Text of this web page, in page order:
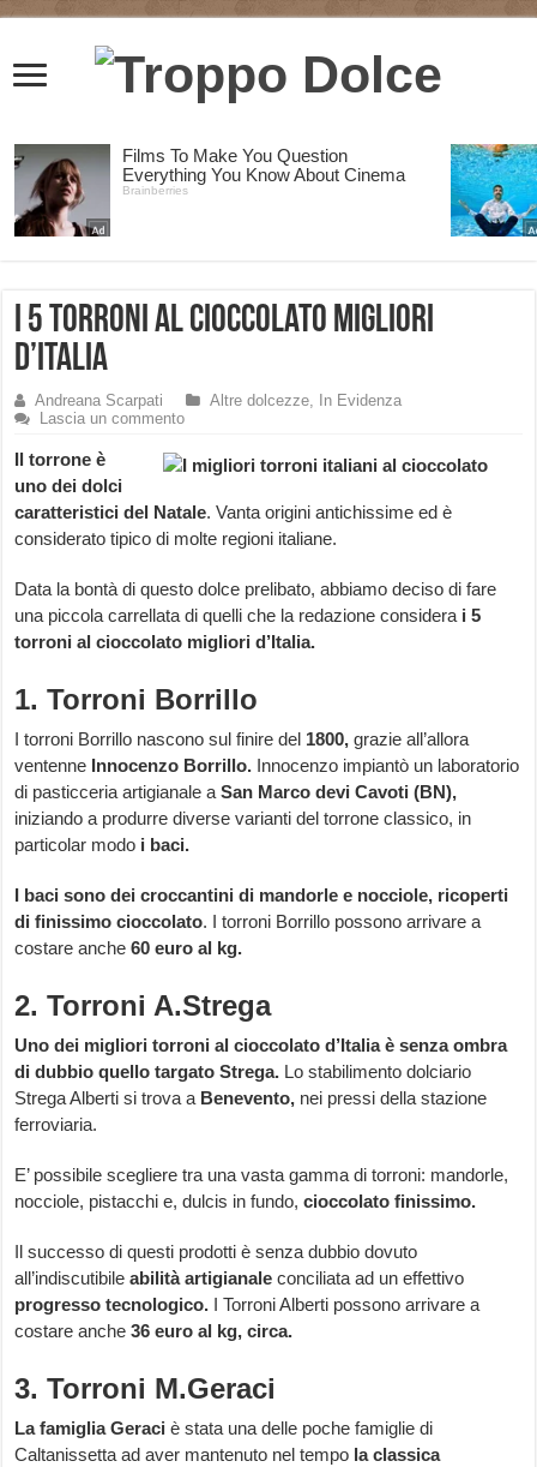
I 5 torroni al cioccolato migliori
d’Italia
Andreana Scarpati Altre dolcezze,
In Evidenza
Lascia un commento
Il torrone è
uno dei dolci
caratteristici del Natale. Vanta origini antichissime ed è
considerato tipico di molte regioni italiane.
Data la bontà di questo dolce prelibato, abbiamo deciso di fare
una piccola carrellata di quelli che la redazione considera i 5
torroni al cioccolato migliori d’Italia.
1. Torroni Borrillo
I torroni Borrillo nascono sul finire del 1800, grazie all’allora
ventenne Innocenzo Borrillo. Innocenzo impiantò un laboratorio
di pasticceria artigianale aSan Marco devi Cavoti (BN),
iniziando a produrre diverse varianti del torrone classico, in
particolar modo i baci.
I baci sono dei croccantini di mandorle e nocciole, ricoperti
di finissimo cioccolato. I torroni Borrillo possono arrivare a
costare anche60 euro al kg.
2. Torroni A.Strega
Uno dei migliori torroni al cioccolato d’Italia è senza ombra
di dubbio quello targato Strega. Lo stabilimento dolciario
Strega Alberti si trova a Benevento, nei pressi della stazione
ferroviaria.
E’ possibile scegliere tra una vasta gamma di torroni: mandorle,
nocciole, pistacchi e, dulcis in fundo, cioccolato finissimo.
Il successo di questi prodotti è senza dubbio dovuto
all’indiscutibileabilità artigianale conciliata ad un effettivo
progresso tecnologico. I Torroni Alberti possono arrivare a
costare anche36 euro al kg, circa.
3. Torroni M.Geraci
La famiglia Geraciè stata una delle poche famiglie di
Caltanissetta ad aver mantenuto nel tempo la classica